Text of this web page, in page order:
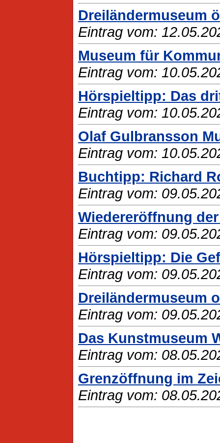
Dreiländermuseum
Eintrag vom:
Museum für
Eintrag vom:
Hörspieltipp: Das
Eintrag vom:
Olaf Gulbransson
Eintrag vom:
Buchtipp: Richard
Eintrag vom:
Wiedereröffnung
Eintrag vom:
Hörspieltipp: Die
Eintrag vom:
Dreiländermuseum
Eintrag vom:
Das Kunstmuseum
Eintrag vom:
Grenzöffnung im
Eintrag vom: